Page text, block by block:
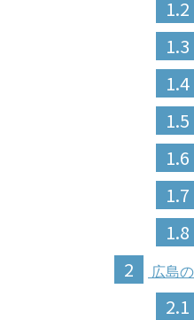
1.2
1.3
1.4
1.5
1.6
1.7
1.8
2 広島
2.1